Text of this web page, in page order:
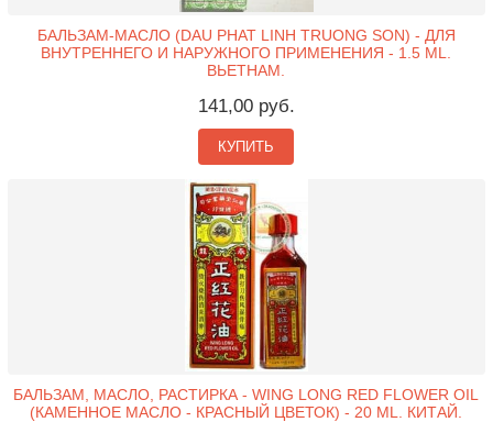
БАЛЬЗАМ-МАСЛО (DAU PHAT LINH TRUONG SON) - ДЛЯ
ВНУТРЕННЕГО И НАРУЖНОГО ПРИМЕНЕНИЯ - 1.5 ML.
ВЬЕТНАМ.
141,00 руб.
КУПИТЬ
БАЛЬЗАМ, МАСЛО, РАСТИРКА - WING LONG RED FLOWER OIL
(КАМЕННОЕ МАСЛО - КРАСНЫЙ ЦВЕТОК) - 20 ML. КИТАЙ.